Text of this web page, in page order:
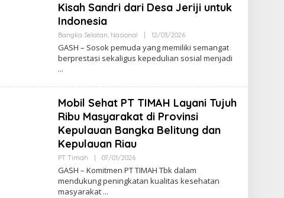
Kisah Sandri dari Desa Jeriji untuk
Indonesia
Bangka Selatan, Nasional 12/03/2026Oleh
GASH – Sosok pemuda yang memiliki semangat
berprestasi sekaligus kepedulian sosial menjadi
Mobil Sehat PT TIMAH Layani Tujuh
Ribu Masyarakat di Provinsi
Kepulauan Bangka Belitung dan
Kepulauan Riau
PT Timah 07/01/2026Oleh
GASH – Komitmen PT TIMAH Tbk dalam
mendukung peningkatan kualitas kesehatan
masyarakat